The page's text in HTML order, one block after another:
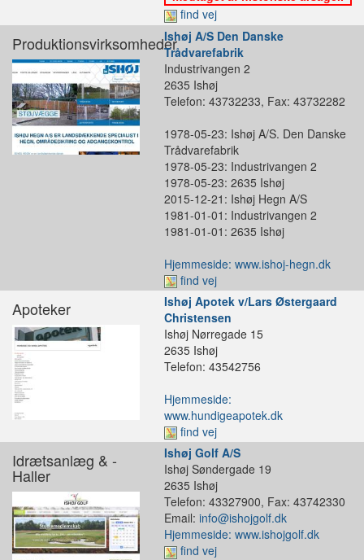
find vej
ProduktionsvirksomhederIshøj A/S Den Danske
Trådvarefabrik
Industrivangen 2
2635 Ishøj
Telefon: 43732233, Fax: 43732282
1978-05-23: Ishøj A/S. Den Danske
Trådvarefabrik
1978-05-23: Industrivangen 2
1978-05-23: 2635 Ishøj
2015-12-21: Ishøj Hegn A/S
1981-01-01: Industrivangen 2
1981-01-01: 2635 Ishøj
Hjemmeside: www.ishoj-hegn.dk
find vej
Apoteker
Ishøj Apotek v/Lars Østergaard
Christensen
Ishøj Nørregade 15
2635 Ishøj
Telefon: 43542756
Hjemmeside:
www.hundigeapotek.dk
find vej
Idrætsanlæg & -
Haller
Ishøj Golf A/S
Ishøj Søndergade 19
2635 Ishøj
Telefon: 43327900, Fax: 43742330
Email: info@ishojgolf.dk
Hjemmeside: www.ishojgolf.dk
find vej